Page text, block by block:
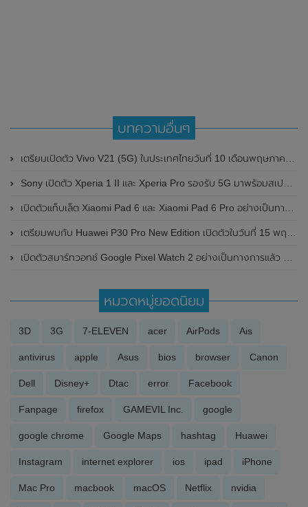
บทความอื่นๆ
เตรียมเปิดตัว Vivo V21 (5G) ในประเทศไทยวันที่ 10 เดือนพฤษภาคม 2021 นี้ มาพร้อมกล้องหน้าที่โดดเด่น ความละเอียดสูงถึง 44MP
Sony เปิดตัว Xperia 1 II และ Xperia Pro รองรับ 5G มาพร้อมสเปกสุดอลังการ
เปิดตัวแท็บเล็ต Xiaomi Pad 6 และ Xiaomi Pad 6 Pro อย่างเป็นทางการในประเทศจีน มาพร้อมหน้าจอแสดงผล 144Hz , RAM สูงสุด 12GB และชิปเซ็ต Snapdragon ตัวใหม่ล่าสุด
เตรียมพบกับ Huawei P30 Pro New Edition เปิดตัวในวันที่ 15 พฤษภาคม 2020 อาจมาพร้อมกับ GMS (Google Mobile Services)
เปิดตัวสมาร์ทวอทช์ Google Pixel Watch 2 อย่างเป็นทางการแล้ว มาพร้อมกับชิปเซ็ตใหม่ และแบตเตอรี่สุดอึด
หมวดหมู่ยอดนิยม
3D 3G 7-ELEVEN acer AirPods Ais
antivirus apple Asus bios browser Canon
Dell Disney+ Dtac error Facebook
Fanpage firefox GAMEVIL Inc. google
google chrome Google Maps hashtag Huawei
Instagram internet explorer ios ipad iPhone
Mac Pro macbook macOS Netflix nvidia